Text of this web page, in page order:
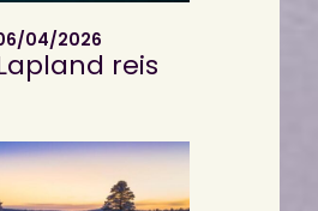
04/2026
reis